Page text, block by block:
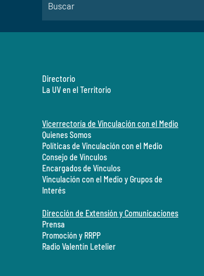
Directorio
La UV en el Territorio
Vicerrectoría de Vinculación con el Medio
Quienes Somos
Políticas de Vinculación con el Medio
Consejo de Vínculos
Encargados de Vínculos
Vinculación con el Medio y Grupos de
Interés
Dirección de Extensión y Comunicaciones
Prensa
Promoción y RRPP
Radio Valentín Letelier